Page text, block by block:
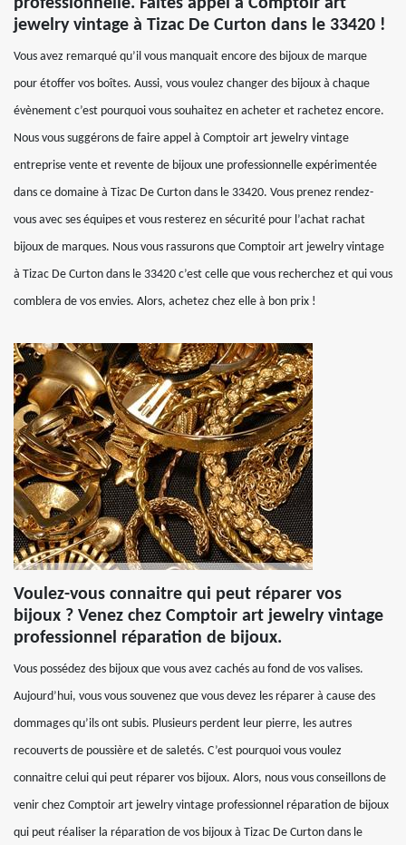
professionnelle. Faites appel à Comptoir art
jewelry vintage à Tizac De Curton dans le 33420 !
Vous avez remarqué qu’il vous manquait encore des bijoux de marque
pour étoffer vos boîtes. Aussi, vous voulez changer des bijoux à chaque
évènement c’est pourquoi vous souhaitez en acheter et rachetez encore.
Nous vous suggérons de faire appel à Comptoir art jewelry vintage
entreprise vente et revente de bijoux une professionnelle expérimentée
dans ce domaine à Tizac De Curton dans le 33420. Vous prenez rendez-
vous avec ses équipes et vous resterez en sécurité pour l’achat rachat
bijoux de marques. Nous vous rassurons que Comptoir art jewelry vintage
à Tizac De Curton dans le 33420 c’est celle que vous recherchez et qui vous
comblera de vos envies. Alors, achetez chez elle à bon prix !
Voulez-vous connaitre qui peut réparer vos
bijoux ? Venez chez Comptoir art jewelry vintage
professionnel réparation de bijoux.
Vous possédez des bijoux que vous avez cachés au fond de vos valises.
Aujourd’hui, vous vous souvenez que vous devez les réparer à cause des
dommages qu’ils ont subis. Plusieurs perdent leur pierre, les autres
recouverts de poussière et de saletés. C’est pourquoi vous voulez
connaitre celui qui peut réparer vos bijoux. Alors, nous vous conseillons de
venir chez Comptoir art jewelry vintage professionnel réparation de bijoux
qui peut réaliser la réparation de vos bijoux à Tizac De Curton dans le